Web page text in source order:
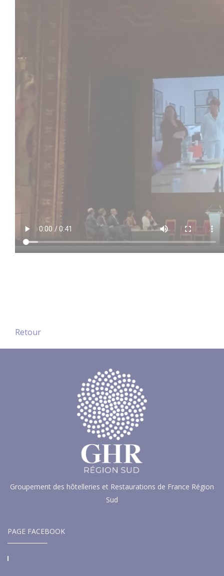
Retour
Groupement des hôtelleries et Restaurations de France Région
Sud
PAGE FACEBOOK